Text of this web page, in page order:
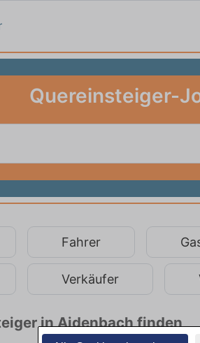
Quereinsteiger-
Fahrer
Verkäufer
in Aidenbach finden